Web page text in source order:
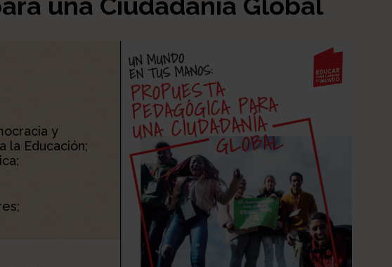
y
la Educación;